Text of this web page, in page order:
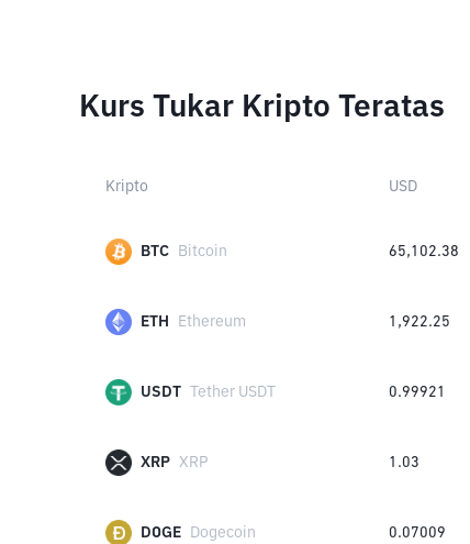
Kurs Tukar Kripto Teratas
Kripto USD
BTC Bitcoin 65,102.38
ETH Ethereum 1,922.25
USDT Tether USDT 0.99921
XRP XRP 1.03
DOGE Dogecoin 0.07009